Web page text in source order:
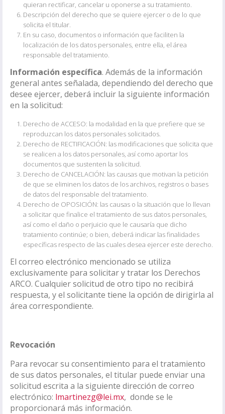
quieran rectificar, cancelar u oponerse a su tratamiento.
Descripción del derecho que se quiere ejercer o de lo que
solicita el titular.
En su caso, documentos o información que faciliten la
localización de los datos personales, entre ella, el área
responsable del tratamiento.
Información específica. Además de la información
general antes señalada, dependiendo del derecho que
desee ejercer, deberá incluir la siguiente información
en la solicitud:
Derecho de ACCESO: la modalidad en la que prefiere que se
reproduzcan los datos personales solicitados.
Derecho de RECTIFICACIÓN: las modificaciones que solicita que
se realicen a los datos personales, así como aportar los
documentos que sustenten la solicitud.
Derecho de CANCELACIÓN: las causas que motivan la petición
de que se eliminen los datos de los archivos, registros o bases
de datos del responsable del tratamiento.
Derecho de OPOSICIÓN: las causas o la situación que lo llevan
a solicitar que finalice el tratamiento de sus datos personales,
así como el daño o perjuicio que le causaría que dicho
tratamiento continúe; o bien, deberá indicar las finalidades
específicas respecto de las cuales desea ejercer este derecho.
El correo electrónico mencionado se utiliza
exclusivamente para solicitar y tratar los Derechos
ARCO. Cualquier solicitud de otro tipo no recibirá
respuesta, y el solicitante tiene la opción de dirigirla al
área correspondiente.
Revocación
Para revocar su consentimiento para el tratamiento
de sus datos personales, el titular puede enviar una
solicitud escrita a la siguiente dirección de correo
electrónico: lmartinezg@lei.mx, donde se le
proporcionará más información.